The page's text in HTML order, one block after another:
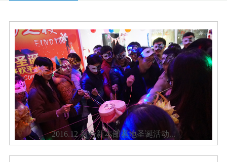
公司架构
企业荣誉
2016.12 新合新本部基地圣诞活动...